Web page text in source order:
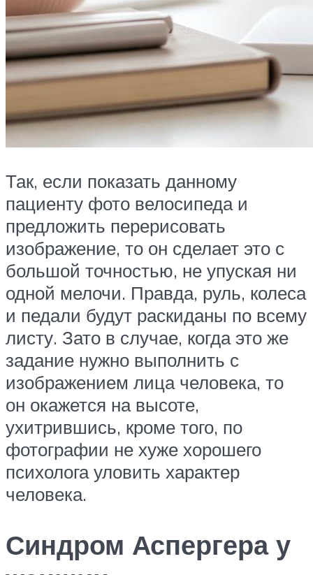
Так, если показать данному
пациенту фото велосипеда и
предложить перерисовать
изображение, то он сделает это с
большой точностью, не упуская ни
одной мелочи. Правда, руль, колеса
и педали будут раскиданы по всему
листу. Зато в случае, когда это же
задание нужно выполнить с
изображением лица человека, то
он окажется на высоте,
ухитрившись, кроме того, по
фотографии не хуже хорошего
психолога уловить характер
человека.
Синдром Аспергера у